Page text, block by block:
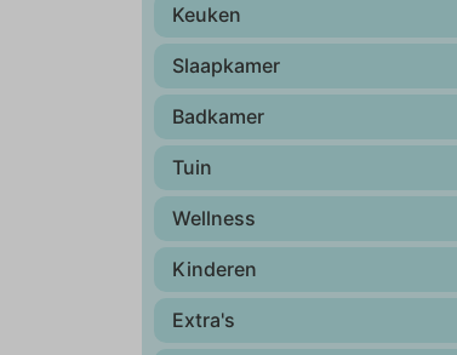
Keuken
Slaapkamer
Badkamer
Tuin
Wellness
Kinderen
Extra's